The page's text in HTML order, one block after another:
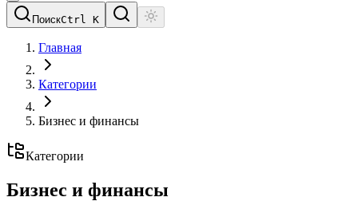
ПоискCtrl K
Главная
Категории
Бизнес и финансы
Категории
Бизнес и финансы